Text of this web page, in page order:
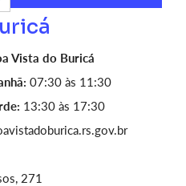
Vista do Buricá
07:30 às 11:30
13:30 às 17:30
271